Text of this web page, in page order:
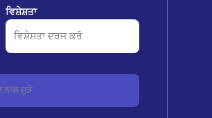
ਵਿਸ਼ੇਸ਼ਤਾ
ਨਾਲ ਜੁੜੋ